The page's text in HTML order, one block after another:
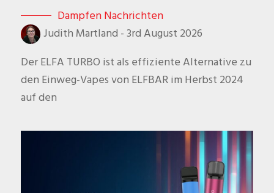
Dampfen Nachrichten
Judith Martland - 3rd August 2026
Der ELFA TURBO ist als effiziente Alternative zu
den Einweg-Vapes von ELFBAR im Herbst 2024
auf den